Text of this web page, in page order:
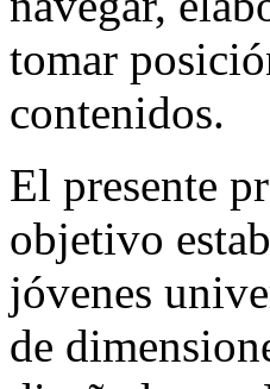
tomar
contenidos.
El presente
objetivo
jóvenes
de